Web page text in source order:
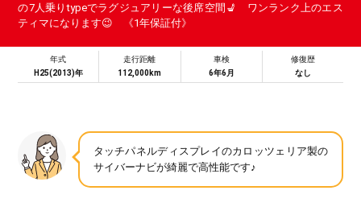
の7人乗りtypeでラグジュアリーな後席空間💺 ワンランク上のエス
ティマになります😉 《1年保証付》
年式
H25(2013)年
走行距離
112,000km
車検
6年6月
修復歴
なし
タッチパネルディスプレイのカロッツェリア製の
サイバーナビが綺麗で高性能です♪